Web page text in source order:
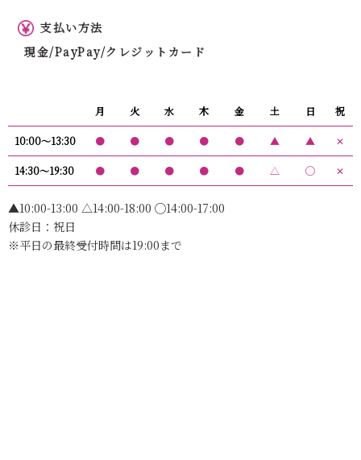
支払い方法
現金/PayPay/クレジットカード
月 火 水 木 金 土 日 祝
10:00〜13:30 ● ● ● ● ● ▲ ▲ ✕
14:30〜19:30 ● ● ● ● ● △ ◯ ✕
▲10:00-13:00 △14:00-18:00 ◯14:00-17:00
休診日：祝日
※平日の最終受付時間は19:00まで